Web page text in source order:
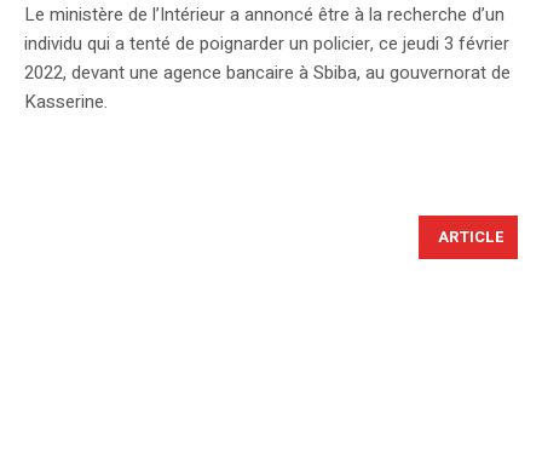
Le ministère de l’Intérieur a annoncé être à la recherche d’un
individu qui a tenté de poignarder un policier, ce jeudi 3 février
2022, devant une agence bancaire à Sbiba, au gouvernorat de
Kasserine.
ARTICLE